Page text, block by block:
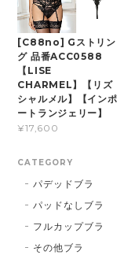
[C88no] Gストリン
グ 品番ACC0588
【LISE
CHARMEL】【リズ
シャルメル】【インポ
ートランジェリー】
¥17,600
CATEGORY
パデッドブラ
パッドなしブラ
フルカップブラ
その他ブラ